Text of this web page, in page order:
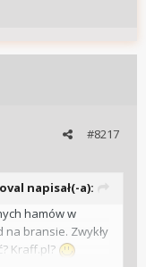
#8217
napisał(-a):
hamów w
na bransie. Zwykły
Kraff.pl?